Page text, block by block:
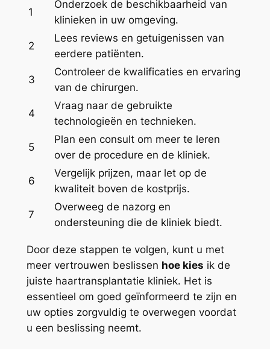
1
Onderzoek de beschikbaarheid van
klinieken in uw omgeving.
2
Lees reviews en getuigenissen van
eerdere patiënten.
3
Controleer de kwalificaties en ervaring
van de chirurgen.
4
Vraag naar de gebruikte
technologieën en technieken.
5
Plan een consult om meer te leren
over de procedure en de kliniek.
6
Vergelijk prijzen, maar let op de
kwaliteit boven de kostprijs.
7
Overweeg de nazorg en
ondersteuning die de kliniek biedt.
Door deze stappen te volgen, kunt u met
meer vertrouwen beslissen hoe kies ik de
juiste haartransplantatie kliniek. Het is
essentieel om goed geïnformeerd te zijn en
uw opties zorgvuldig te overwegen voordat
u een beslissing neemt.